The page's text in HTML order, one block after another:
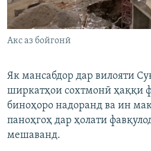
Акс аз бойгонӣ
Як мансабдор дар вилояти
ширкатҳои сохтмонӣ ҳаққи
биноҳоро надоранд ва ин
паноҳгоҳ дар ҳолати
мешаванд.